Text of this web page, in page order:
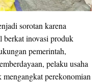
sorotan karena
berkat inovasi produk
pemerintah,
pelaku usaha
perekonomian